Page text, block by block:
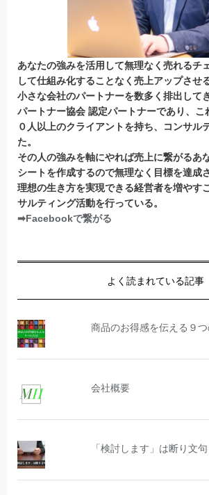
あなたの強みを活用して無理なく売れるチ
して仕組み化することなく売上アップさせ
小さな会社のパートナーを数多く排出して
パートナー協会 認定パートナーであり、こ
０人以上のクライアントを持ち、コンサル
た。
その人の強みを軸にやれば売上に繋がるあ
シートを作成するので無理なく目標を達成
理想の生き方を実現できる経営者を増やす
サルティング活動を行っている。
➡Facebookで繋がる
よく読まれている記事
商品のお得感を伝える９
会社概要
「検討します」は断り文句